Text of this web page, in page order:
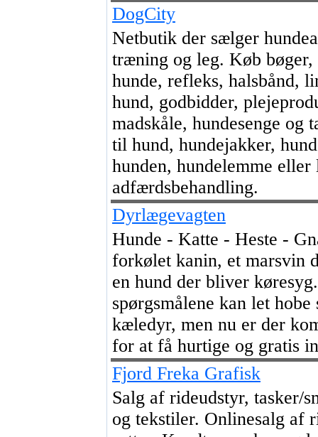
DogCity
Netbutik der sælger
træning og leg. Køb
hunde, refleks, halsbånd,
hund, godbidder,
madskåle, hundesenge og
til hund, hundejakker,
hunden, hundelemme
adfærdsbehandling.
Dyrlægevagten
Hunde - Katte - Heste -
forkølet kanin, et marsvin
en hund der bliver
spørgsmålene kan let
kæledyr, men nu er der
for at få hurtige og gratis
Fjord Freka Grafisk
Salg af rideudstyr, tasker/
og tekstiler. Onlinesalg af